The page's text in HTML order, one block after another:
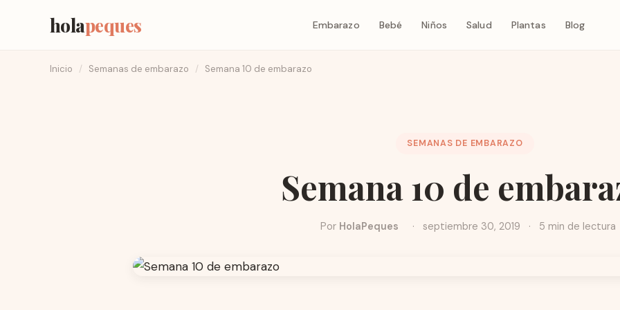
holapeques Embarazo Bebé Niños Salud Plantas Blog
Inicio / Semanas de embarazo / Semana 10 de embarazo
SEMANAS DE EMBARAZO
Semana 10 de
Por HolaPeques · septiembre 30, 2019 · 5 min de lectura